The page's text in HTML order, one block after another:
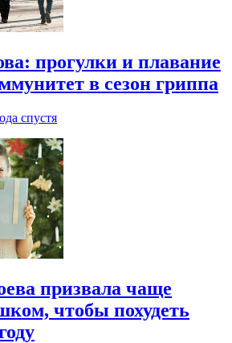
прогулки и плавание
в сезон гриппа
спустя
призвала чаще
чтобы похудеть